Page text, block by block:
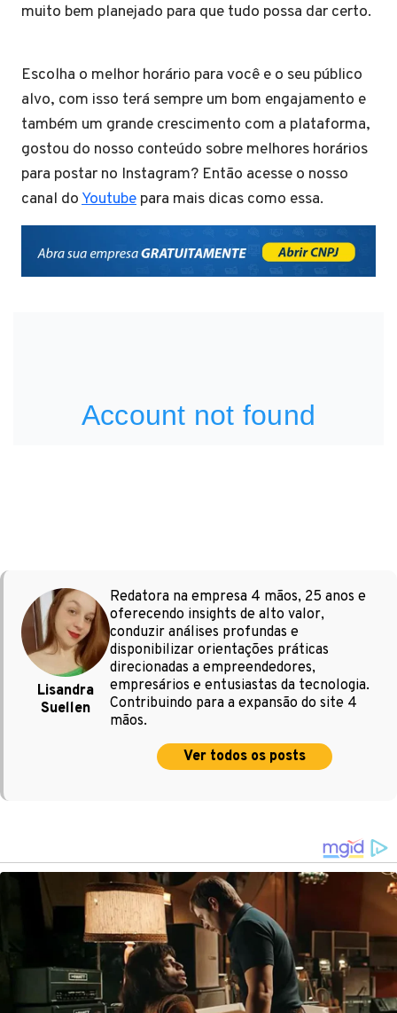
muito bem planejado para que tudo possa dar certo.
Escolha o melhor horário para você e o seu público
alvo, com isso terá sempre um bom engajamento e
também um grande crescimento com a plataforma,
gostou do nosso conteúdo sobre melhores horários
para postar no Instagram? Então acesse o nosso
canal doYoutube para mais dicas como essa.
Lisandra
Suellen
Redatora na empresa 4 mãos, 25 anos e
oferecendo insights de alto valor,
conduzir análises profundas e
disponibilizar orientações práticas
direcionadas a empreendedores,
empresários e entusiastas da tecnologia.
Contribuindo para a expansão do site 4
mãos.
Ver todos os posts